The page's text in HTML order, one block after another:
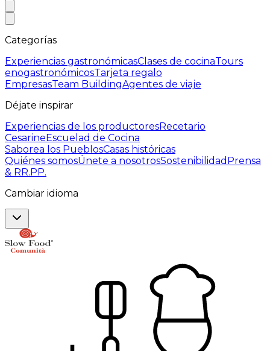
Categorías
Experiencias gastronómicasClases de cocinaTours
enogastronómicosTarjeta regalo
EmpresasTeam BuildingAgentes de viaje
Déjate inspirar
Experiencias de los productoresRecetario
CesarineEscuelad de Cocina
Saborea los PueblosCasas históricas
Quiénes somosÚnete a nosotrosSostenibilidad Prensa
& RR.PP.
Cambiar idioma